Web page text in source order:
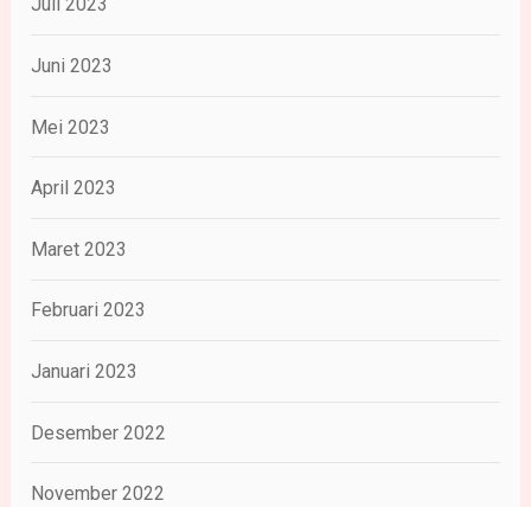
Juli 2023
Juni 2023
Mei 2023
April 2023
Maret 2023
Februari 2023
Januari 2023
Desember 2022
November 2022